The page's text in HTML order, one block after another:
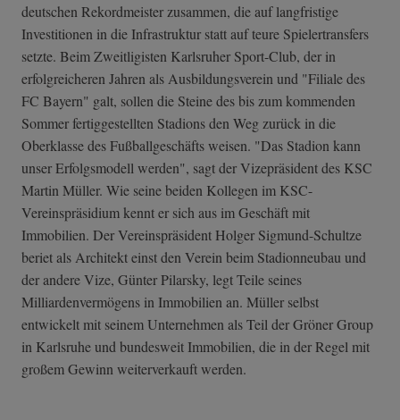
deutschen Rekordmeister zusammen, die auf langfristige
Investitionen in die Infrastruktur statt auf teure Spielertransfers
setzte. Beim Zweitligisten Karlsruher Sport-Club, der in
erfolgreicheren Jahren als Ausbildungsverein und "Filiale des
FC Bayern" galt, sollen die Steine des bis zum kommenden
Sommer fertiggestellten Stadions den Weg zurück in die
Oberklasse des Fußballgeschäfts weisen. "Das Stadion kann
unser Erfolgsmodell werden", sagt der Vizepräsident des KSC
Martin Müller. Wie seine beiden Kollegen im KSC-
Vereinspräsidium kennt er sich aus im Geschäft mit
Immobilien. Der Vereinspräsident Holger Sigmund-Schultze
beriet als Architekt einst den Verein beim Stadionneubau und
der andere Vize, Günter Pilarsky, legt Teile seines
Milliardenvermögens in Immobilien an. Müller selbst
entwickelt mit seinem Unternehmen als Teil der Gröner Group
in Karlsruhe und bundesweit Immobilien, die in der Regel mit
großem Gewinn weiterverkauft werden.